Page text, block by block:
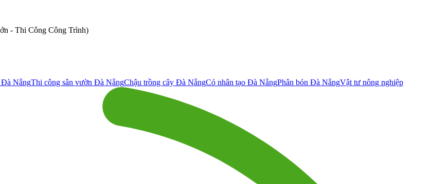
- Thi Công Công Trình)
Đà NẵngThi công sân vườn Đà NẵngChậu trồng cây Đà NẵngCỏ nhân tạo Đà NẵngPhân bón Đà NẵngVật tư nông nghiệp